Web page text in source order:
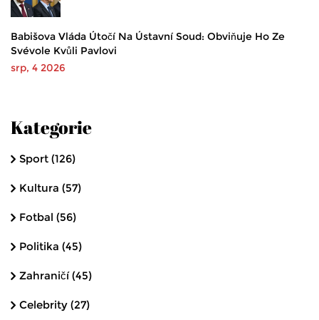
Babišova Vláda Útočí Na Ústavní Soud: Obviňuje Ho Ze
Svévole Kvůli Pavlovi
srp, 4 2026
Kategorie
Sport (126)
Kultura (57)
Fotbal (56)
Politika (45)
Zahraničí(45)
Celebrity (27)